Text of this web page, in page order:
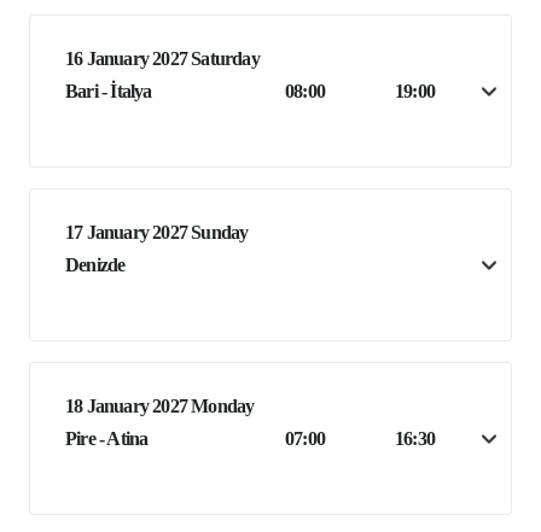
16 January 2027 Saturday
Bari - İtalya
08:00 19:00
17 January 2027 Sunday
Denizde
18 January 2027 Monday
Pire - Atina
07:00 16:30